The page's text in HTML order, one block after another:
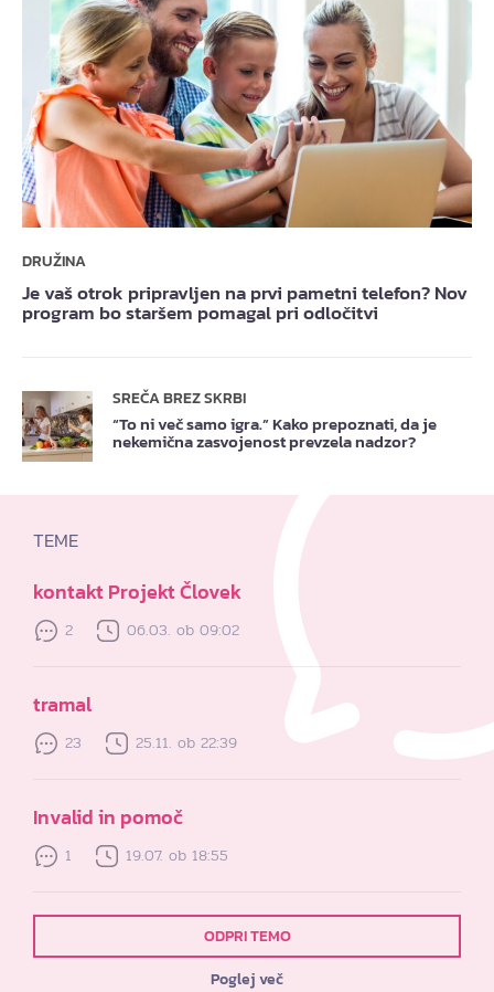
DRUŽINA
Je vaš otrok pripravljen na prvi pametni telefon? Nov
program bo staršem pomagal pri odločitvi
SREČA BREZ SKRBI
“To ni več samo igra.” Kako prepoznati, da je
nekemična zasvojenost prevzela nadzor?
TEME
kontakt Projekt Človek
2 06.03. ob 09:02
tramal
23 25.11. ob 22:39
Invalid in pomoč
1 19.07. ob 18:55
ODPRI TEMO
Poglej več